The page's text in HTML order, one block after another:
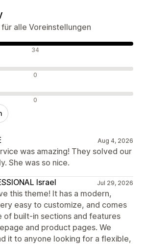
alle Voreinstellungen
34
0
0
Aug 4, 2026
was amazing! They solved our
She was so nice.
Israel
Jul 29, 2026
this theme! It has a modern,
easy to customize, and comes
of built-in sections and features
and product pages. We
it to anyone looking for a flexible,